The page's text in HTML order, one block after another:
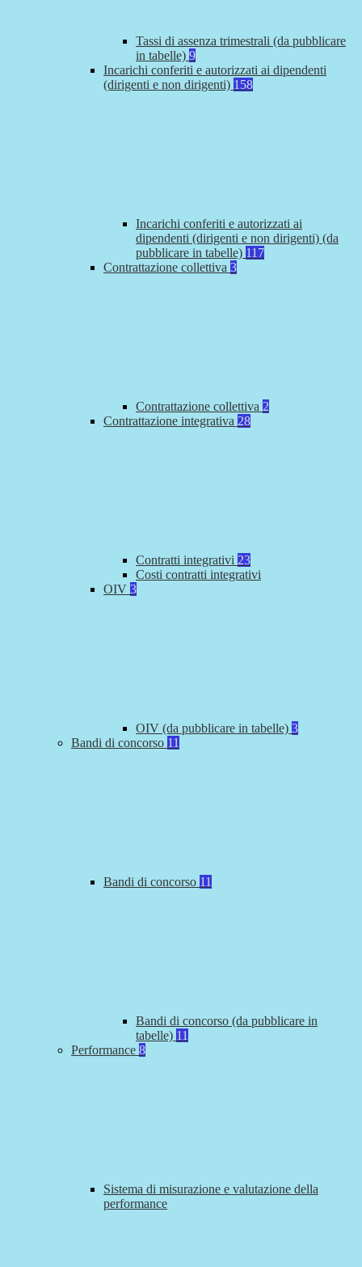
Tassi di assenza trimestrali (da pubblicare
in tabelle) 9
Incarichi conferiti e autorizzati ai dipendenti
(dirigenti e non dirigenti) 158
Incarichi conferiti e autorizzati ai
dipendenti (dirigenti e non dirigenti) (da
pubblicare in tabelle) 117
Contrattazione collettiva 3
Contrattazione collettiva 2
Contrattazione integrativa 28
Contratti integrativi 23
Costi contratti integrativi
OIV 3
OIV (da pubblicare in tabelle) 3
Bandi di concorso 11
Bandi di concorso 11
Bandi di concorso (da pubblicare in
tabelle) 11
Performance 8
Sistema di misurazione e valutazione della
performance